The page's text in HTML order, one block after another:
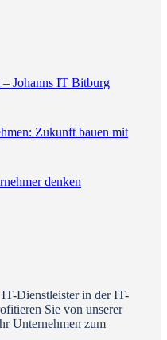
Johanns IT Bitburg
Zukunft bauen mit
denken
Dienstleister in der IT-
Sie von unserer
Unternehmen zum